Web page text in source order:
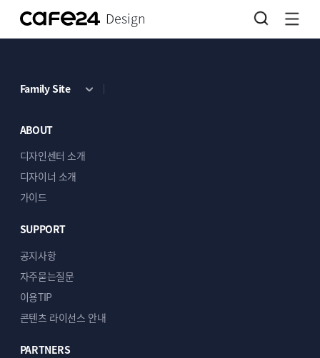
Design
Family Site
ABOUT
디자인센터 소개
디자이너 소개
가이드
SUPPORT
공지사항
자주묻는질문
이용TIP
콘텐츠 라이선스 안내
PARTNERS